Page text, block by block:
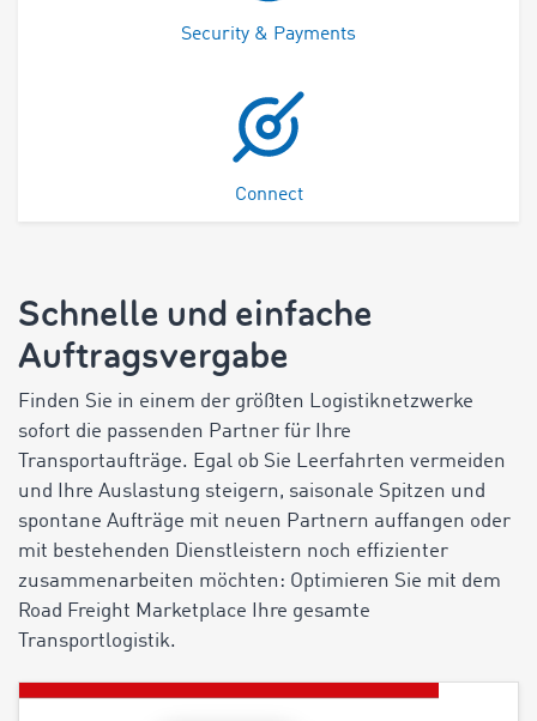
Security & Payments
Connect
Schnelle und einfache
Auftragsvergabe
Finden Sie in einem der größten Logistiknetzwerke
sofort die passenden Partner für Ihre
Transportaufträge. Egal ob Sie Leerfahrten vermeiden
und Ihre Auslastung steigern, saisonale Spitzen und
spontane Aufträge mit neuen Partnern auffangen oder
mit bestehenden Dienstleistern noch effizienter
zusammenarbeiten möchten: Optimieren Sie mit dem
Road Freight Marketplace Ihre gesamte
Transportlogistik.